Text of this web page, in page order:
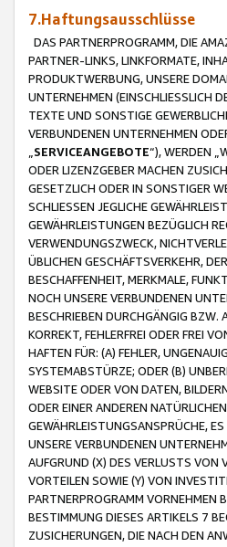
7.Haftungsausschlüsse
DAS PARTNERPROGRAMM, DIE
PARTNER-LINKS, LINKFORMATE,
PRODUKTWERBUNG, UNSERE
UNTERNEHMEN (EINSCHLIESSLICH
TEXTE UND SONSTIGE
VERBUNDENEN UNTERNEHMEN
SERVICEANGEBOTE“), WERDEN
ODER LIZENZGEBER MACHEN
GESETZLICH ODER IN SONSTIGER
SCHLIESSEN JEGLICHE
GEWÄHRLEISTUNGEN BEZÜGLICH
VERWENDUNGSZWECK,
ÜBLICHEN GESCHÄFTSVERKEHR,
BESCHAFFENHEIT, MERKMALE,
NOCH UNSERE VERBUNDENEN
BESCHRIEBEN DURCHGÄNGIG
KORREKT, FEHLERFREI ODER FREI
HAFTEN FÜR: (A) FEHLER,
SYSTEMABSTÜRZE; ODER (B)
WEBSITE ODER VON DATEN,
ODER EINER ANDEREN
GEWÄHRLEISTUNGSANSPRÜCHE,
UNSERE VERBUNDENEN
AUFGRUND (X) DES VERLUSTS VON
VORTEILEN SOWIE (Y) VON
PARTNERPROGRAMM VORNEHMEN
BESTIMMUNG DIESES ARTIKELS 7
ZUSICHERUNGEN, DIE NACH DEN